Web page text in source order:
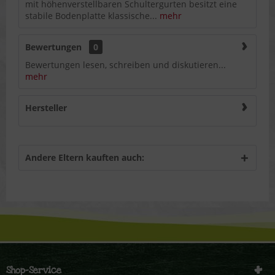
mit höhenverstellbaren Schultergurten besitzt eine
stabile Bodenplatte klassische... mehr
Bewertungen
0
Bewertungen lesen, schreiben und diskutieren...
mehr
Hersteller
Andere Eltern kauften auch:
Shop-Service